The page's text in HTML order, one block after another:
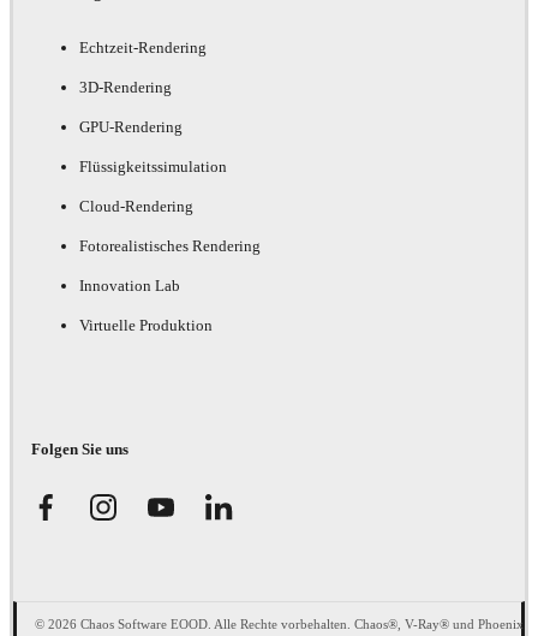
Echtzeit-Rendering
3D-Rendering
GPU-Rendering
Flüssigkeitssimulation
Cloud-Rendering
Fotorealistisches Rendering
Innovation Lab
Virtuelle Produktion
Folgen Sie uns
© 2026 Chaos Software EOOD. Alle Rechte vorbehalten. Chaos®, V-Ray® und Phoenix